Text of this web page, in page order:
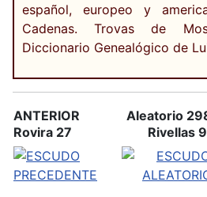
español, europeo y
Cadenas. Trovas de
Diccionario Genealógico de
ANTERIOR
Rovira 27
Aleatorio
Rivellas 9